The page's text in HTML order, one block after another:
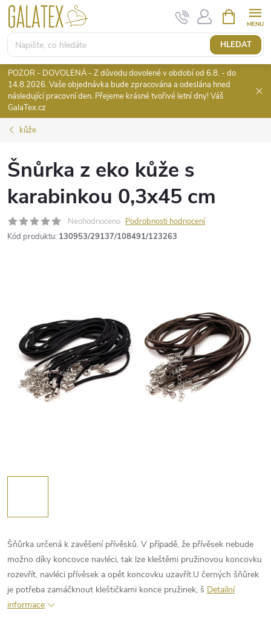
Přejít
obsah
HLEDAT
NÁKUPNÍ
KOŠÍK
POZOR - DOVOLENÁ - Z důvodu dovolené v období od 6.8. - do
14.8.2026. Vaše objednávka bude zpracována a odeslána hned
následující pracovní den. Přejeme krásné tvořivé letní dny! Váš
GalaTex.cz
kůže
Šnůrka z eko kůže s
karabinkou 0,3x45 cm
Neohodnoceno Podrobnosti hodnocení
Kód produktu: 130953/29137/108491/123263
Šňůrka určená k zavěšení přívěsků. V případě, že přívěsek nebude
možno díky koncovce navléci, tak lze kleštěmi pružinovou koncovku
rozevřít, navléci přívěsek a opět koncovku uzavřít.U černých šňůrek
je potřeba zamáčknout kleštičkami konce pružinek, š Detailní
informace